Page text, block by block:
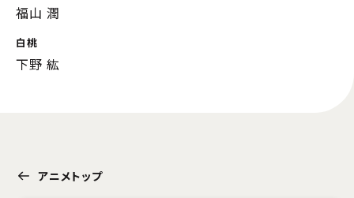
福山 潤
白桃
下野 紘
アニメトップ